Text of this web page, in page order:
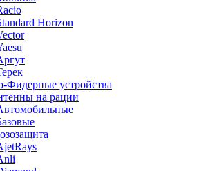
Horizon
Фидерные устройства
на рации